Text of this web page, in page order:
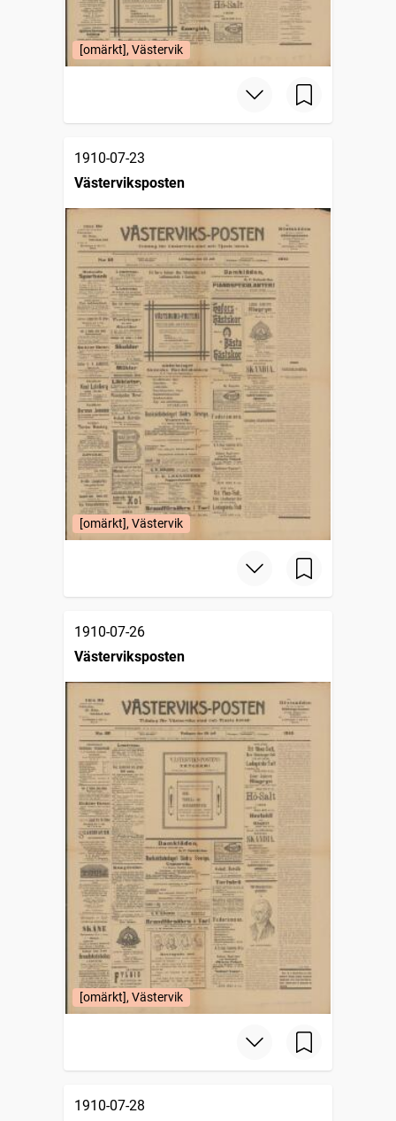
[omärkt], Västervik
1910-07-23
Västerviksposten
[omärkt], Västervik
1910-07-26
Västerviksposten
[omärkt], Västervik
1910-07-28